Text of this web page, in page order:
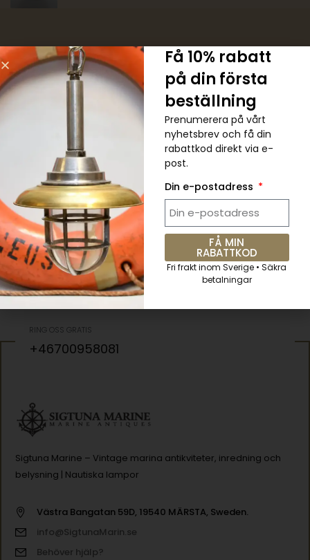
5 % RABATT. Kupongkod:
QKWCM2KC
Prenumerera på det veckovisa
nyhetsbrevet för alla senaste
uppdateringar
RING OSS GRATIS
+46700958081
Sigtuna Marine – Vintage marina antikviteter, inredning och
belysning | Nautiska lampor
Västra Bangatan 59D, 19540 MÄRSTA, Sweden.
info@SigtunaMarin.se
Behöver hjälp?
Få 10% rabatt
på din första
beställning
Prenumerera på vårt
nyhetsbrev och få din
rabattkod direkt via e-
post.
Din e-postadress
FÅ MIN
RABATTKOD
Fri frakt inom Sverige • Säkra
betalningar